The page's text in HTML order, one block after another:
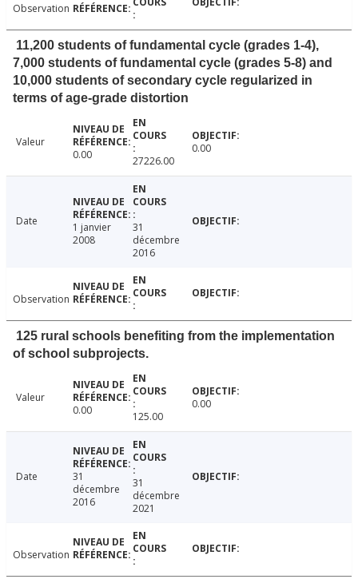
Observation
11,200 students of fundamental cycle (grades 1-4),
7,000 students of fundamental cycle (grades 5-8) and
10,000 students of secondary cycle regularized in
terms of age-grade distortion
Valeur
0.00
27226.00
0.00
Date
1 janvier
2008
31
décembre
2016
Observation
125 rural schools benefiting from the implementation
of school subprojects.
Valeur
0.00
125.00
0.00
Date
31
décembre
2016
31
décembre
2021
Observation